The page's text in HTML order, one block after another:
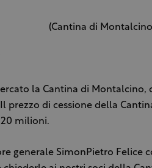
(Cantina di
la Cantina di
prezzo di cessione della
milioni.
generale SimonPietro Felice